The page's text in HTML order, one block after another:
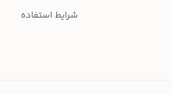
شرایط استفاده